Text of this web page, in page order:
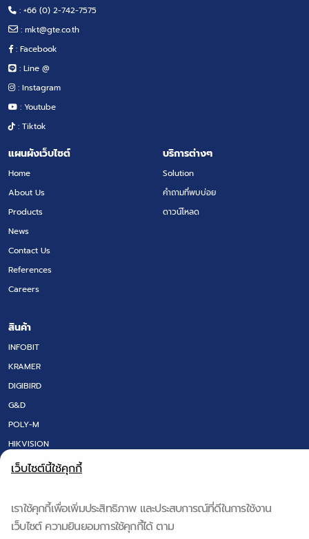
: +66 (0) 2-742-7575
: mkt@gte.co.th
: Facebook
: Line @
: Instagram
: Youtube
: Tiktok
แผนผังเว็บไซต์
Home
About Us
Products
News
Contact Us
References
Careers
บริการต่างๆ
Solution
คำถามที่พบบ่อย
ดาวน์โหลด
สินค้า
INFOBIT
KRAMER
DIGIBIRD
G&D
POLY-M
HIKVISION
LED SCREEN
DT RESEARCH
IQ BOARD & Q-NEX
เว็บไซต์นี้ใช้คุกกี้
เราใช้คุกกี้เพื่อเพิ่มประสิทธิภาพ และประสบการณ์ที่ดีในการใช้งาน
เว็บไซต์ ความยินยอมการใช้คุกกี้ได้ ตาม